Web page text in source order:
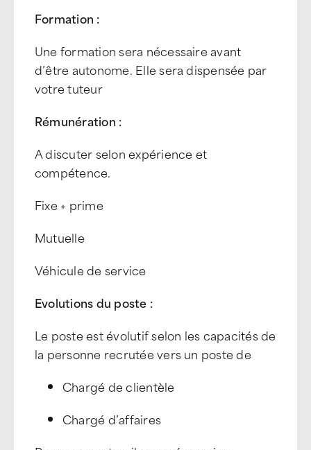
Formation :
Une formation sera nécessaire avant
d’être autonome. Elle sera dispensée par
votre tuteur
Rémunération :
A discuter selon expérience et
compétence.
Fixe + prime
Mutuelle
Véhicule de service
Evolutions du poste :
Le poste est évolutif selon les capacités de
la personne recrutée vers un poste de
Chargé de clientèle
Chargé d’affaires